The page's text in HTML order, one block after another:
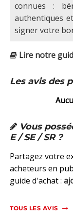
connues :
authentiques
signer votre
Lire notre
Les avis des
Vous
E / SE / SR ?
Partagez votre
acheteurs en
guide d'achat :
TOUS LES AVIS